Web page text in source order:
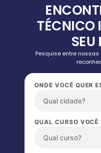
TÉCNICO
SEU
Pesquise entre
ONDE VOCÊ QUER
QUAL CURSO VOCÊ